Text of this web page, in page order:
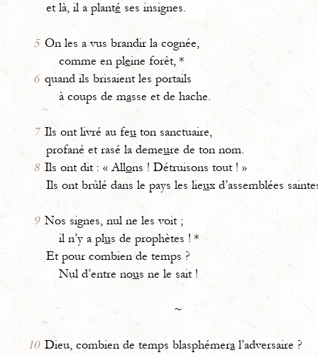
et là, il a planté ses insignes.
5 On les a vus brandir la cognée,
comme en pleine forêt, *
6 quand ils brisaient les portails
à coups de masse et de hache.
7 Ils ont livré au feu ton sanctuaire,
profané et rasé la demeure de ton nom.
8 Ils ont dit : « Allons ! Détruisons tout ! »
Ils ont brûlé dans le pays les lieux d’assemblées
9 Nos signes, nul ne les voit ;
il n’y a plus de prophètes ! *
Et pour combien de temps ?
Nul d’entre nous ne le sait !
~
10 Dieu, combien de temps blasphémeral’adversaire ?